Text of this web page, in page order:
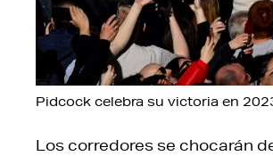
Pidcock celebra su victoria en
Los corredores se chocarán